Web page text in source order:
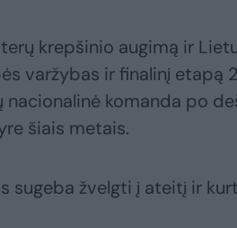
krepšinio augimą ir
varžybas ir finalinį etapą
komanda po
šiais metais.
sugeba žvelgti į ateitį ir